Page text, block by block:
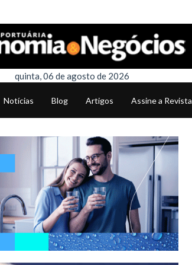
quinta, 06 de agosto de 2026
Notícias Blog Artigos Assine a Revista